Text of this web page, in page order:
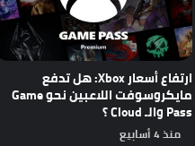
ارتفاع أسعار Xbox: هل تدفع
مايكروسوفت اللاعبين نحو Game
Pass والـ Cloud ؟
منذ 4 أسابيع